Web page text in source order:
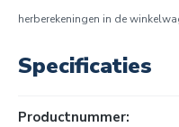
herberekeningen in de
Specificaties
Productnummer: